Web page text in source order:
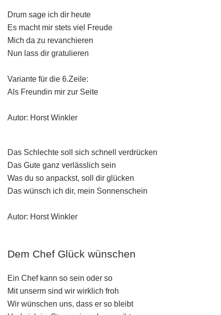
Drum sage ich dir heute
Es macht mir stets viel Freude
Mich da zu revanchieren
Nun lass dir gratulieren
Variante für die 6.Zeile:
Als Freundin mir zur Seite
Autor: Horst Winkler
Das Schlechte soll sich schnell verdrücken
Das Gute ganz verlässlich sein
Was du so anpackst, soll dir glücken
Das wünsch ich dir, mein Sonnenschein
Autor: Horst Winkler
Dem Chef Glück wünschen
Ein Chef kann so sein oder so
Mit unserm sind wir wirklich froh
Wir wünschen uns, dass er so bleibt